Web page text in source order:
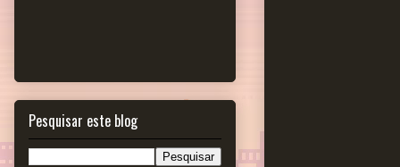
Pesquisar este blog